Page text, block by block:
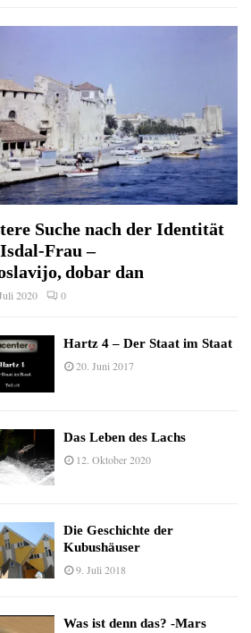
Suche nach der Identität
Frau –
dobar dan
2020 0
Hartz 4 – Der Staat im Staat
20. Juni 2017
Das Leben des Lachs
12. Oktober 2020
Die Geschichte der
Kubushäuser
9. Juli 2018
Was ist denn das? -Mars